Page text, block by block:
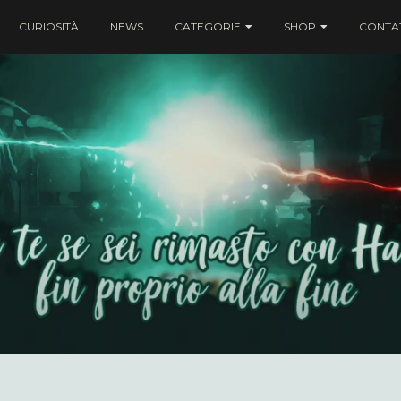
CURIOSITÀ NEWS CATEGORIE SHOP
rimasto con Harry